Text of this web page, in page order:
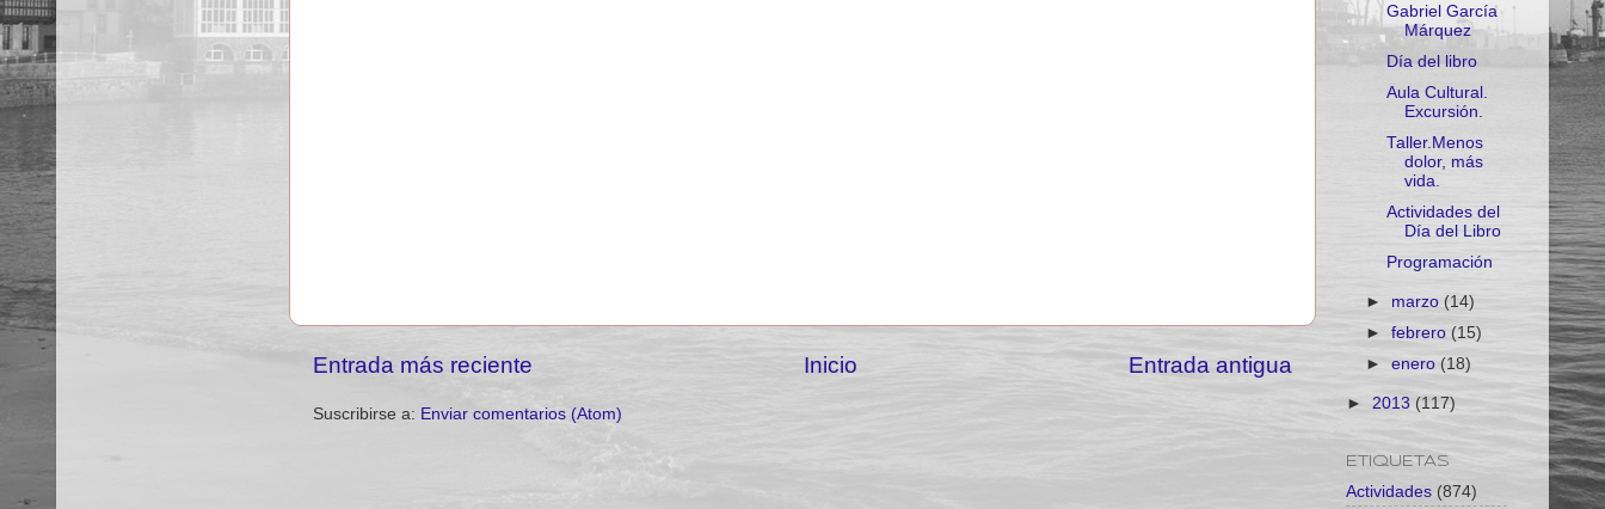
Entrada más reciente Entrada antigua
Inicio
Suscribirse a: Enviar comentarios (Atom)
Gabriel García
Márquez
Día del libro
Aula Cultural.
Excursión.
Taller.Menos
dolor, más
vida.
Actividades del
Día del Libro
Programación
► marzo(14)
►febrero (15)
►enero(18)
► 2013 (117)
ETIQUETAS
Actividades (874)